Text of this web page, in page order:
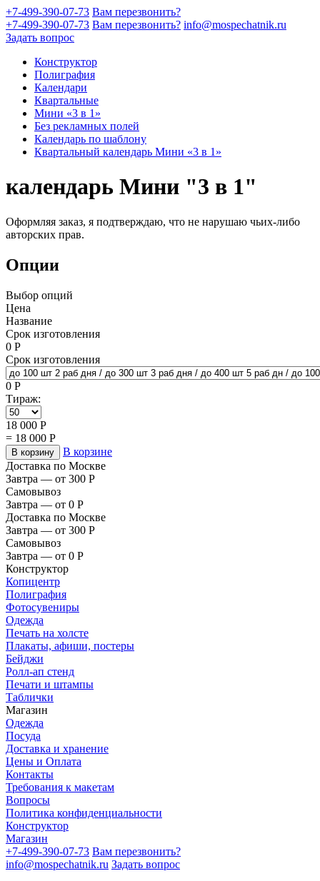
+7-499-390-07-73 Вам перезвонить?
+7-499-390-07-73 Вам перезвонить? info@mospechatnik.ru
Задать вопрос
Конструктор
Полиграфия
Календари
Квартальные
Мини «3 в 1»
Без рекламных полей
Календарь по шаблону
Квартальный календарь Мини «3 в 1»
календарь Мини "3 в 1"
Оформляя заказ, я подтверждаю, что не нарушаю чьих-либо
авторских прав.
Опции
Выбор опций
Цена
Название
Срок изготовления
0 Р
Срок изготовления
0 Р
Тираж:
18 000 Р
= 18 000 Р
В корзину
В корзине
Доставка по Москве
Завтра — от 300 Р
Самовывоз
Завтра — от 0 Р
Доставка по Москве
Завтра — от 300 Р
Самовывоз
Завтра — от 0 Р
Конструктор
Копицентр
Полиграфия
Фотосувениры
Одежда
Печать на холсте
Плакаты, афиши, постеры
Бейджи
Ролл-ап стенд
Печати и штампы
Таблички
Магазин
Одежда
Посуда
Доставка и хранение
Цены и Оплата
Контакты
Требования к макетам
Вопросы
Политика конфиденциальности
Конструктор
Магазин
+7-499-390-07-73 Вам перезвонить?
info@mospechatnik.ru Задать вопрос